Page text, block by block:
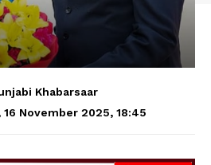
Khabarsaar
16 November 2025, 18:45